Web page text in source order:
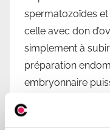
spermatozoïdes et
celle avec don
simplement à
préparation
embryonnaire